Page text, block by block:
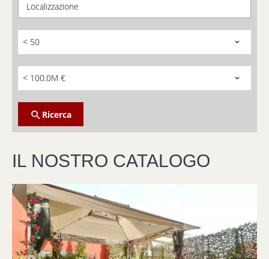
Localizzazione
< 50
< 100.0M €
Ricerca
IL NOSTRO CATALOGO